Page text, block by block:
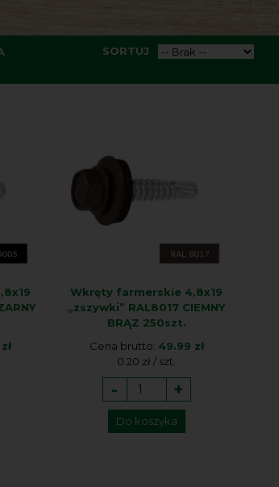
SORTUJ
Wkręty farmerskie 4,8x19
„zszywki” RAL8017 CIEMNY
BRĄZ 250szt.
Cena brutto: 49.99 zł
0.20 zł / szt.
- +
Do koszyka